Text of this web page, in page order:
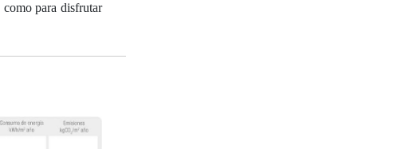
como para disfrutar